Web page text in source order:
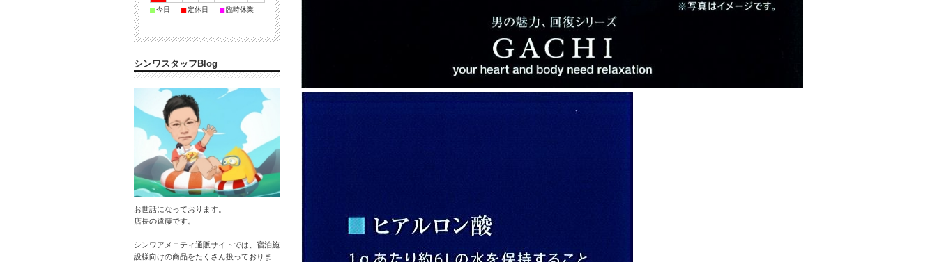
■今日 ■定休日 ■臨時休業
シンワスタッフBlog
お世話になっております。
店長の遠藤です。
シンワアメニティ通販サイトでは、宿泊施
設様向けの商品をたくさん扱っておりま